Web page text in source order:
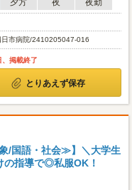
夕方 夜
夜勤
市病院/2410205047-016
、掲載終了
とりあえず保存
/国語・社会≫】＼大学生
の指導で◎私服OK！